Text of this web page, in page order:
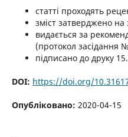
статті проходять
зміст затверджено на
видається за
(протокол засідання
підписано до друку
DOI: https://doi.org/
Опубліковано: 2020-04-15